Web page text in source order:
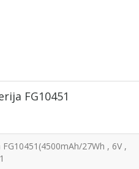
FG10451
27Wh , 6V ,